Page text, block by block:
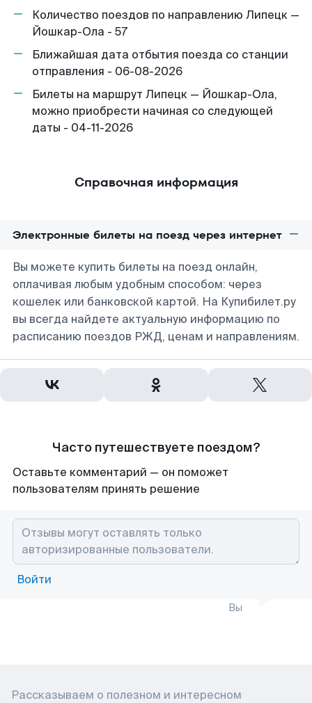
Количество поездов по направлению Липецк —
Йошкар-Ола - 57
Ближайшая дата отбытия поезда со станции
отправления - 06-08-2026
Билеты на маршрут Липецк — Йошкар-Ола,
можно приобрести начиная со следующей
даты - 04-11-2026
Справочная информация
Электронные билеты на поезд через интернет
Вы можете купить билеты на поезд онлайн,
оплачивая любым удобным способом: через
кошелек или банковской картой. На Купибилет.ру
вы всегда найдете актуальную информацию по
расписанию поездов РЖД, ценам и направлениям.
Часто путешествуете поездом?
Оставьте комментарий — он поможет
пользователям принять решение
Войти
Вы
Рассказываем о полезном и интересном